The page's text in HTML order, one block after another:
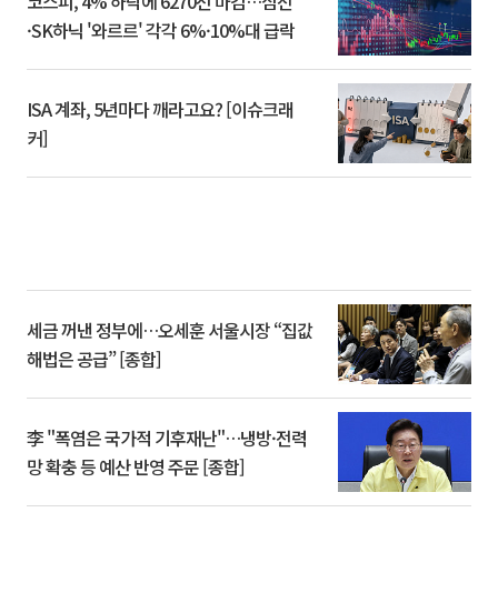
·SK하닉 '와르르' 각각 6%·10%대 급락
ISA 계좌, 5년마다 깨라고요? [이슈크래
커]
세금 꺼낸 정부에…오세훈 서울시장 “집값
해법은 공급” [종합]
李 "폭염은 국가적 기후재난"…냉방·전력
망 확충 등 예산 반영 주문 [종합]